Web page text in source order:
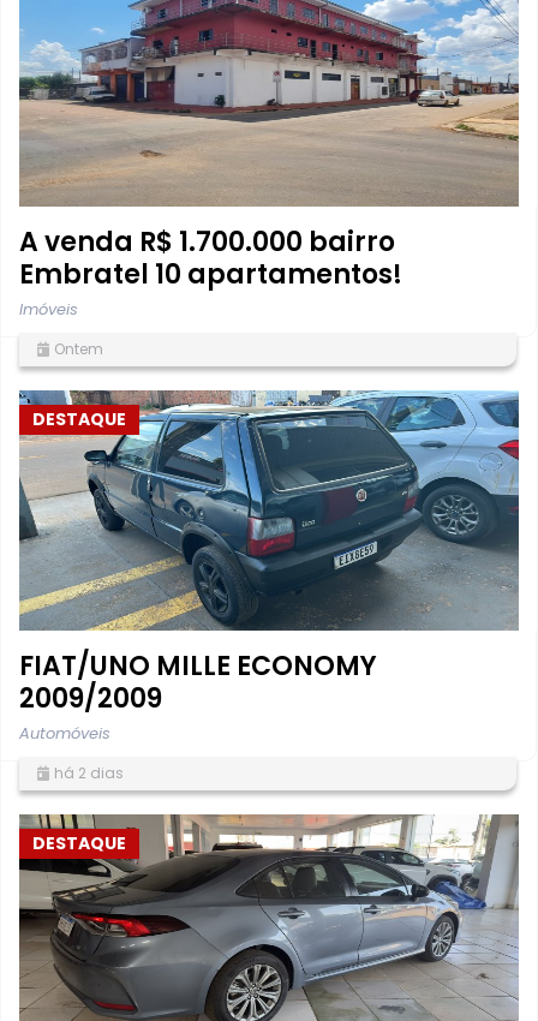
A venda R$ 1.700.000 bairro
Embratel 10 apartamentos!
Imóveis
Ontem
DESTAQUE
FIAT/UNO MILLE ECONOMY
2009/2009
Automóveis
há 2 dias
DESTAQUE